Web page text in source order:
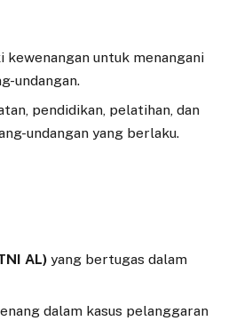
untuk menangani
undangan.
pendidikan, pelatihan, dan
undangan yang berlaku.
AL) yang bertugas dalam
dalam kasus pelanggaran